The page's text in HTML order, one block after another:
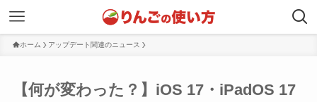
ホーム アップデート関連のニュース
【何が変わった？】iOS 17・iPadOS 17